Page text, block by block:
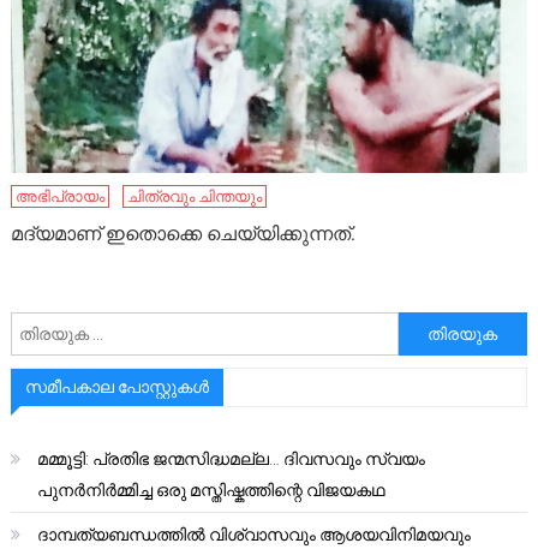
അഭിപ്രായം ചിത്രവും ചിന്തയും
മദ്യമാണ് ഇതൊക്കെ ചെയ്യിക്കുന്നത്.
അനേഷിക്കുക
സമീപകാല പോസ്റ്റുകൾ
മമ്മൂട്ടി: പ്രതിഭ ജന്മസിദ്ധമല്ല… ദിവസവും സ്വയം
പുനർനിർമ്മിച്ച ഒരു മസ്തിഷ്കത്തിന്റെ വിജയകഥ
ദാമ്പത്യബന്ധത്തിൽ വിശ്വാസവും ആശയവിനിമയവും